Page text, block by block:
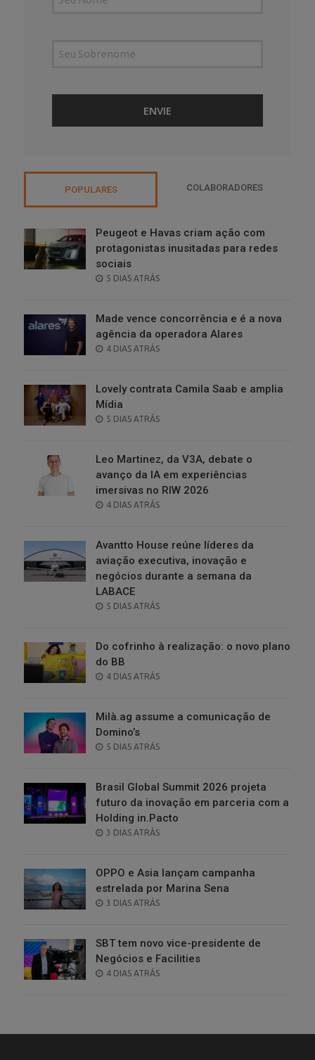
POPULARES COLABORADORES
Peugeot e Havas criam ação com
protagonistas inusitadas para redes
sociais
POSTED
5 DIAS ATRÁS
Made vence concorrência e é a nova
agência da operadora Alares
POSTED
4 DIAS ATRÁS
Lovely contrata Camila Saab e amplia
Mídia
POSTED
5 DIAS ATRÁS
Leo Martinez, da V3A, debate o
avanço da IA em experiências
imersivas no RIW 2026
POSTED
4 DIAS ATRÁS
Avantto House reúne líderes da
aviação executiva, inovação e
negócios durante a semana da
LABACE
POSTED
5 DIAS ATRÁS
Do cofrinho à realização: o novo plano
do BB
POSTED
4 DIAS ATRÁS
Milà.ag assume a comunicação de
Domino’s
POSTED
5 DIAS ATRÁS
Brasil Global Summit 2026 projeta
futuro da inovação em parceria com a
Holding in.Pacto
POSTED
3 DIAS ATRÁS
OPPO e Asia lançam campanha
estrelada por Marina Sena
POSTED
3 DIAS ATRÁS
SBT tem novo vice-presidente de
Negócios e Facilities
POSTED
4 DIAS ATRÁS